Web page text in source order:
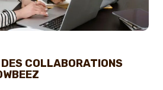
COLLABORATIONS